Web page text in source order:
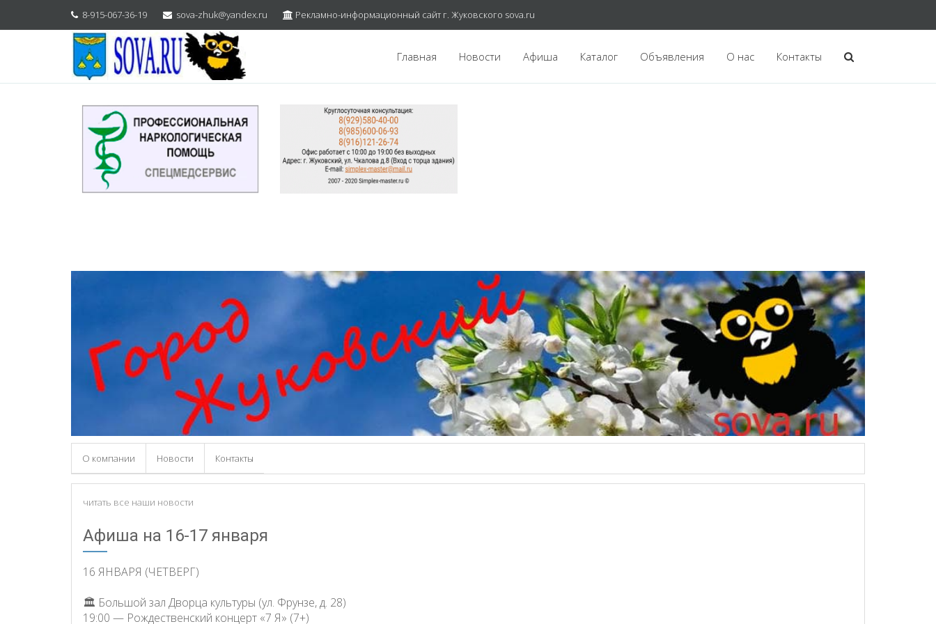
8-915-067-36-19 sova-zhuk@yandex.ru Рекламно-информационный сайт г. Жуковского sova.ru
Главная Новости Афиша Каталог Объявления О нас Контакты
О компании Новости Контакты
читать все наши новости
Афиша на 16-17 января
16 ЯНВАРЯ (ЧЕТВЕРГ)
🏛 Большой зал Дворца культуры (ул. Фрунзе, д. 28)
19:00 — Рождественский концерт «7 Я» (7+)